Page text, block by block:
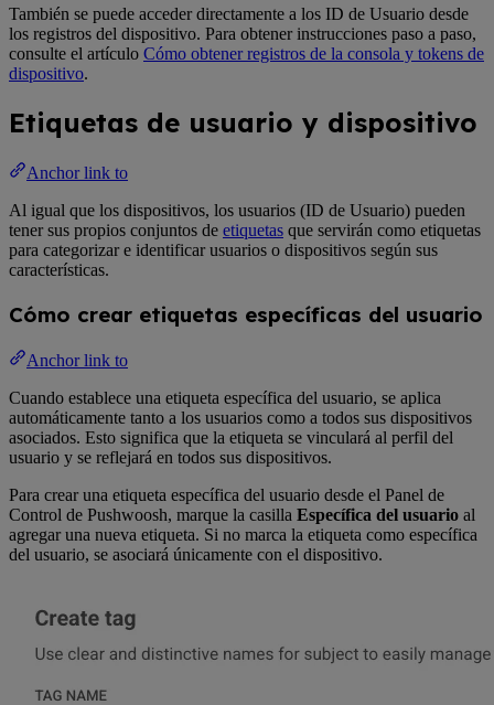
También se puede acceder directamente a los ID de Usuario desde
los registros del dispositivo. Para obtener instrucciones paso a paso,
consulte el artículo Cómo obtener registros de la consola y tokens de
dispositivo.
Etiquetas de usuario y dispositivo
Anchor link to
Al igual que los dispositivos, los usuarios (ID de Usuario) pueden
tener sus propios conjuntos de etiquetas que servirán como etiquetas
para categorizar e identificar usuarios o dispositivos según sus
características.
Cómo crear etiquetas específicas del usuario
Anchor link to
Cuando establece una etiqueta específica del usuario, se aplica
automáticamente tanto a los usuarios como a todos sus dispositivos
asociados. Esto significa que la etiqueta se vinculará al perfil del
usuario y se reflejará en todos sus dispositivos.
Para crear una etiqueta específica del usuario desde el Panel de
Control de Pushwoosh, marque la casilla Específica del usuario al
agregar una nueva etiqueta. Si no marca la etiqueta como específica
del usuario, se asociará únicamente con el dispositivo.